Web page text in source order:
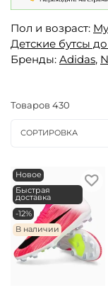
Пол и возраст:
Детские бутсы
Бренды: Adidas,
Товаров 430
СОРТИРОВКА
Новое
Быстрая
доставка
-12%
В наличии